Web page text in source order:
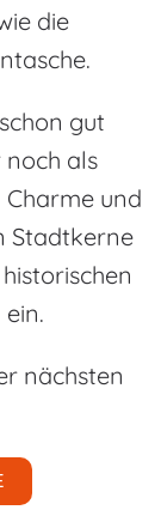
die
gut
als
Charme und
Stadtkerne
nächsten